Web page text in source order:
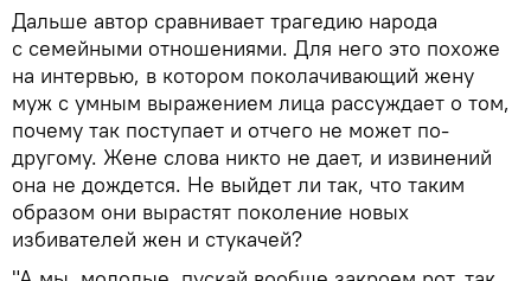
Дальше автор сравнивает трагедию народа
с семейными отношениями. Для него это похоже
на интервью, в котором поколачивающий жену
муж с умным выражением лица рассуждает о том,
почему так поступает и отчего не может по-
другому. Жене слова никто не дает, и извинений
она не дождется. Не выйдет ли так, что таким
образом они вырастят поколение новых
избивателей жен и стукачей?